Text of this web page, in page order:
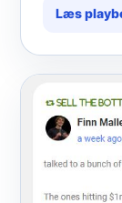
Læs